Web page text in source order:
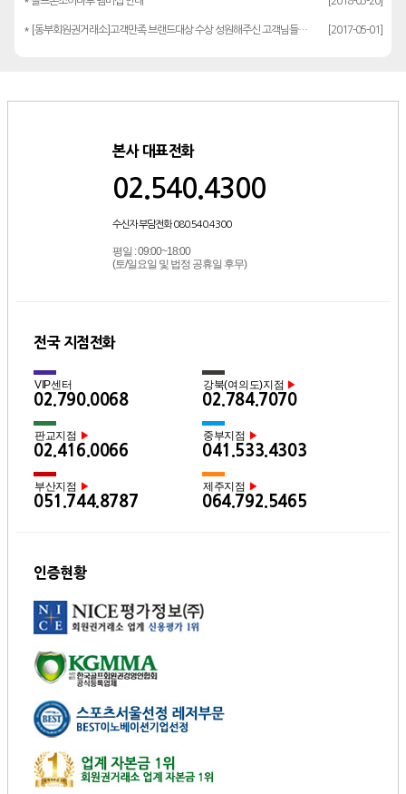
* [동부회원권거래소]고객만족 브랜드대상 수상 성원해주신 고객님들께 감사드립… [2017-05-01]
본사 대표전화
02.540.4300
수신자 부담전화 080.540.4300
평일 : 09:00~18:00
(토/일요일 및 법정 공휴일 후무)
전국 지점전화
VIP센터
02.790.0068
강북(여의도)지점 ▶
02.784.7070
판교지점 ▶
02.416.0066
중부지점 ▶
041.533.4303
부산지점 ▶
051.744.8787
제주지점 ▶
064.792.5465
인증현황